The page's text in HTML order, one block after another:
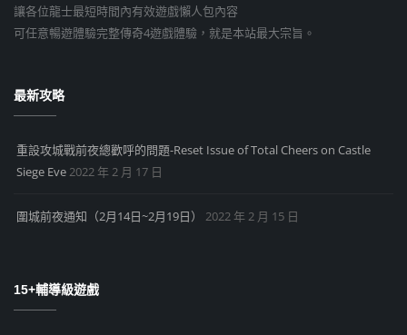
讓各位龍士最短時間內有效遊戲懶人包內容
可任意暢遊體驗完整傳奇4遊戲體驗，就是本站最大宗旨。
最新攻略
重設攻城戰前夜總歡呼的問題-Reset Issue of Total Cheers on Castle
Siege Eve2022 年 2 月 17 日
圍城前夜通知（2月14日~2月19日） 2022 年 2 月 15 日
15+輔導級遊戲